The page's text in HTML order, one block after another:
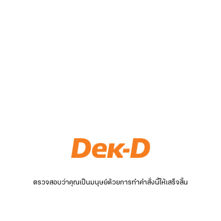
ตรวจสอบว่าคุณเป็นมนุษย์ด้วยการทำคำสั่งนี้ให้เสร็จสิ้น